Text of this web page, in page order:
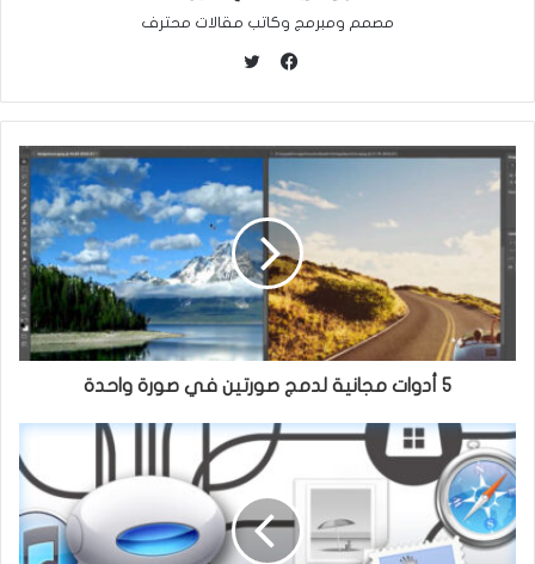
مصمم ومبرمج وكاتب مقالات محترف
ي
س
ب
و
ي
ت
5 أدوات مجانية لدمج صورتين في صورة واحدة